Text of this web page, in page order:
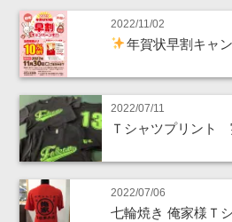
2022/11/02
年賀状早割キャ
2022/07/11
Ｔシャツプリント
2022/07/06
七輪焼き 俺家様Ｔ